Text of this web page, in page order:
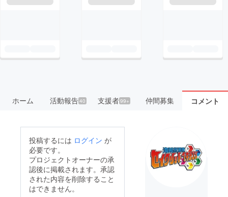
ホーム 活動報告40 支援者99+ 仲間募集 コメント
投稿するには ログイン が
必要です。
プロジェクトオーナーの承
認後に掲載されます。承認
された内容を削除すること
はできません。